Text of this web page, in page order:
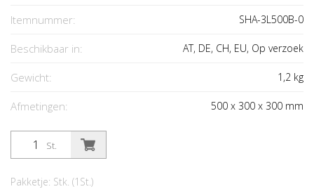
Itemnummer: SHA-3L500B-0
Beschikbaar in: AT, DE, CH, EU, Op verzoek
Gewicht: 1,2 kg
Afmetingen: 500 x 300 x 300 mm
St.
Pakketje: Stk. (1St.)